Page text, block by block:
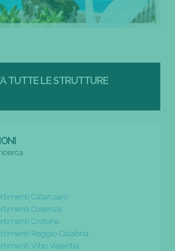
TUTTE LE STRUTTURE
Catanzaro
Cosenza
Crotone
Reggio Calabria
Vibo Valentia